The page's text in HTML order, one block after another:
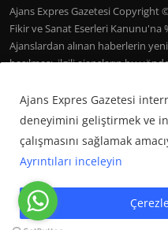
Ajans Expres Gazetesi Copyright
Fikir ve Sanat Eserleri Kanunu'na
Ajanslardan alınan haberlerin
basılması, ilgili ajansların bu
İletişim Şartlar ve Koşullar
Galeri
Ajans Expres Gazetesi
deneyimini geliştirmek ve
çalışmasını sağlamak
Ayrıntıları inceleyin
Google